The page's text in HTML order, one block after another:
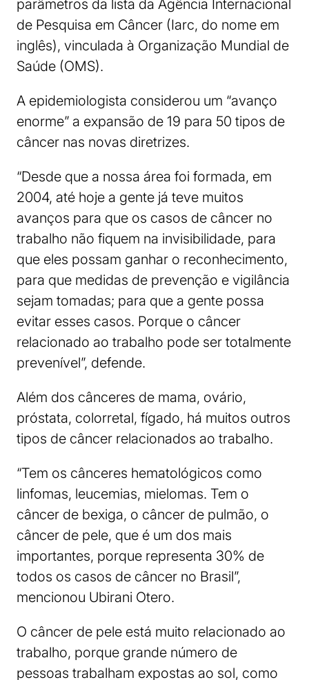
parâmetros da lista da Agência Internacional
de Pesquisa em Câncer (Iarc, do nome em
inglês), vinculada à Organização Mundial de
Saúde (OMS).
A epidemiologista considerou um “avanço
enorme” a expansão de 19 para 50 tipos de
câncer nas novas diretrizes.
“Desde que a nossa área foi formada, em
2004, até hoje a gente já teve muitos
avanços para que os casos de câncer no
trabalho não fiquem na invisibilidade, para
que eles possam ganhar o reconhecimento,
para que medidas de prevenção e vigilância
sejam tomadas; para que a gente possa
evitar esses casos. Porque o câncer
relacionado ao trabalho pode ser totalmente
prevenível”, defende.
Além dos cânceres de mama, ovário,
próstata, colorretal, fígado, há muitos outros
tipos de câncer relacionados ao trabalho.
“Tem os cânceres hematológicos como
linfomas, leucemias, mielomas. Tem o
câncer de bexiga, o câncer de pulmão, o
câncer de pele, que é um dos mais
importantes, porque representa 30% de
todos os casos de câncer no Brasil”,
mencionou Ubirani Otero.
O câncer de pele está muito relacionado ao
trabalho, porque grande número de
pessoas trabalham expostas ao sol, como